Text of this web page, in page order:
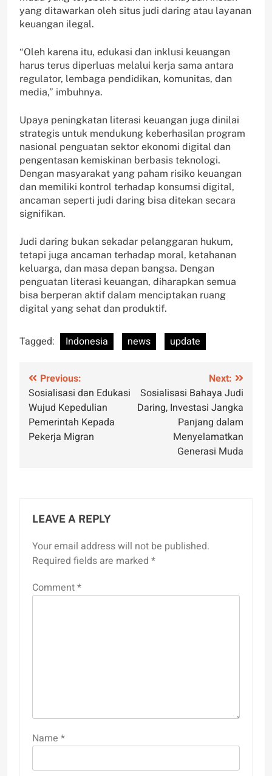
yang ditawarkan oleh situs judi daring atau layanan
keuangan ilegal.
“Oleh karena itu, edukasi dan inklusi keuangan
harus terus diperluas melalui kerja sama antara
regulator, lembaga pendidikan, komunitas, dan
media,” imbuhnya.
Upaya peningkatan literasi keuangan juga dinilai
strategis untuk mendukung keberhasilan program
nasional penguatan sektor ekonomi digital dan
pengentasan kemiskinan berbasis teknologi.
Dengan masyarakat yang paham risiko keuangan
dan memiliki kontrol terhadap konsumsi digital,
ancaman seperti judi daring bisa ditekan secara
signifikan.
Judi daring bukan sekadar pelanggaran hukum,
tetapi juga ancaman terhadap moral, ketahanan
keluarga, dan masa depan bangsa. Dengan
penguatan literasi keuangan, diharapkan semua
bisa berperan aktif dalam menciptakan ruang
digital yang sehat dan produktif.
Tagged: Indonesia news update
Post
navigation
Previous:
Sosialisasi dan Edukasi
Wujud Kepedulian
Pemerintah Kepada
Pekerja Migran
Next:
Sosialisasi Bahaya Judi
Daring, Investasi Jangka
Panjang dalam
Menyelamatkan
Generasi Muda
LEAVE A REPLY
Your email address will not be published.
Required fields are marked *
Comment*
Name *